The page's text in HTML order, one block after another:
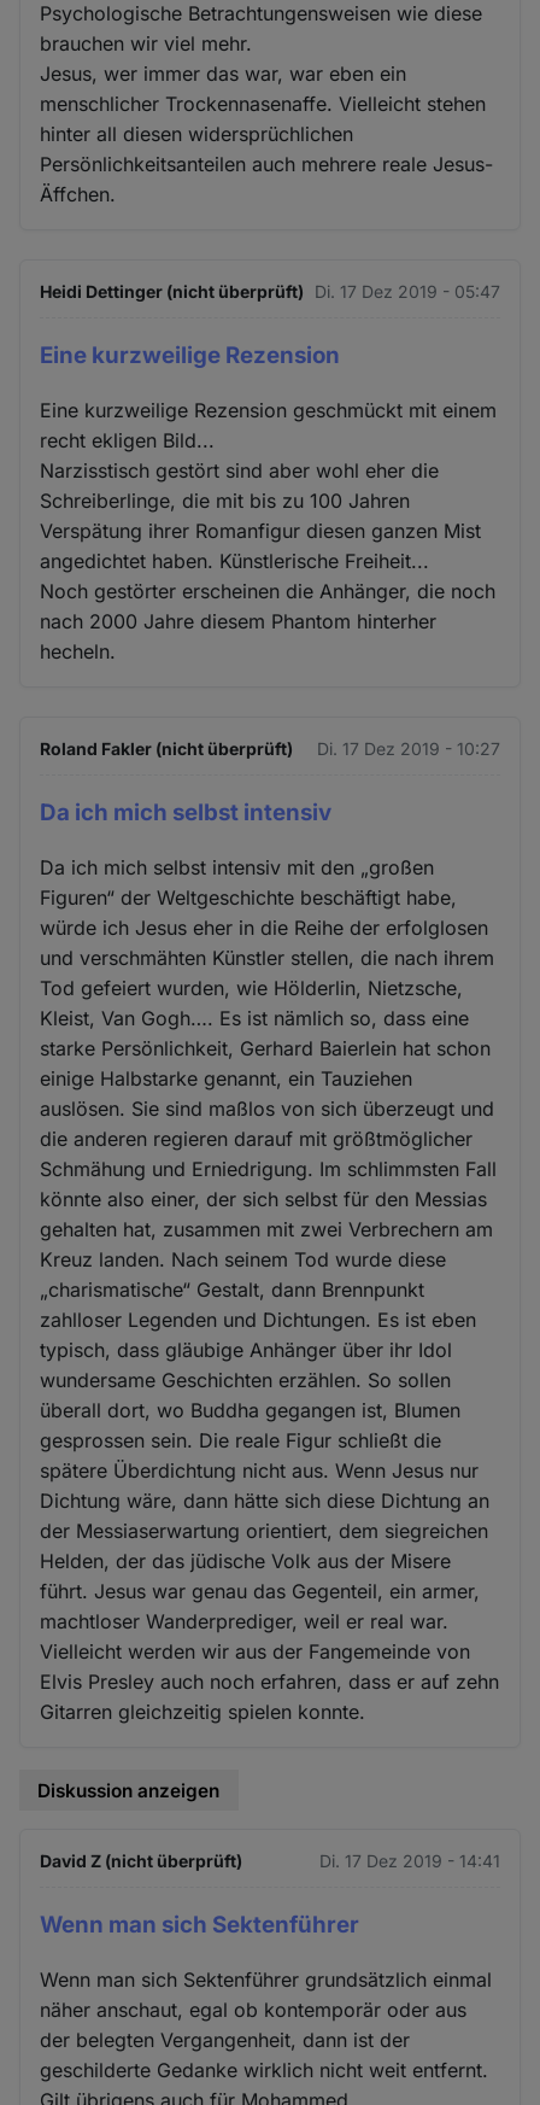
Psychologische Betrachtungensweisen wie diese
brauchen wir viel mehr.
Jesus, wer immer das war, war eben ein
menschlicher Trockennasenaffe. Vielleicht stehen
hinter all diesen widersprüchlichen
Persönlichkeitsanteilen auch mehrere reale Jesus-
Äffchen.
Heidi Dettinger (nicht überprüft) Di. 17 Dez 2019 - 05:47
Eine kurzweilige Rezension
Eine kurzweilige Rezension geschmückt mit einem
recht ekligen Bild...
Narzisstisch gestört sind aber wohl eher die
Schreiberlinge, die mit bis zu 100 Jahren
Verspätung ihrer Romanfigur diesen ganzen Mist
angedichtet haben. Künstlerische Freiheit...
Noch gestörter erscheinen die Anhänger, die noch
nach 2000 Jahre diesem Phantom hinterher
hecheln.
Roland Fakler (nicht überprüft) Di. 17 Dez 2019 - 10:27
Da ich mich selbst intensiv
Da ich mich selbst intensiv mit den „großen
Figuren“ der Weltgeschichte beschäftigt habe,
würde ich Jesus eher in die Reihe der erfolglosen
und verschmähten Künstler stellen, die nach ihrem
Tod gefeiert wurden, wie Hölderlin, Nietzsche,
Kleist, Van Gogh…. Es ist nämlich so, dass eine
starke Persönlichkeit, Gerhard Baierlein hat schon
einige Halbstarke genannt, ein Tauziehen
auslösen. Sie sind maßlos von sich überzeugt und
die anderen regieren darauf mit größtmöglicher
Schmähung und Erniedrigung. Im schlimmsten Fall
könnte also einer, der sich selbst für den Messias
gehalten hat, zusammen mit zwei Verbrechern am
Kreuz landen. Nach seinem Tod wurde diese
„charismatische“ Gestalt, dann Brennpunkt
zahlloser Legenden und Dichtungen. Es ist eben
typisch, dass gläubige Anhänger über ihr Idol
wundersame Geschichten erzählen. So sollen
überall dort, wo Buddha gegangen ist, Blumen
gesprossen sein. Die reale Figur schließt die
spätere Überdichtung nicht aus. Wenn Jesus nur
Dichtung wäre, dann hätte sich diese Dichtung an
der Messiaserwartung orientiert, dem siegreichen
Helden, der das jüdische Volk aus der Misere
führt. Jesus war genau das Gegenteil, ein armer,
machtloser Wanderprediger, weil er real war.
Vielleicht werden wir aus der Fangemeinde von
Elvis Presley auch noch erfahren, dass er auf zehn
Gitarren gleichzeitig spielen konnte.
Diskussion anzeigen
David Z (nicht überprüft) Di. 17 Dez 2019 - 14:41
Wenn man sich Sektenführer
Wenn man sich Sektenführer grundsätzlich einmal
näher anschaut, egal ob kontemporär oder aus
der belegten Vergangenheit, dann ist der
geschilderte Gedanke wirklich nicht weit entfernt.
Gilt übrigens auch für Mohammed.